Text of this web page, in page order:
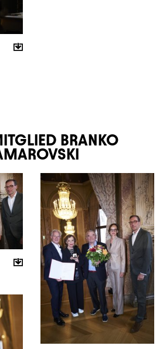
BRANKO